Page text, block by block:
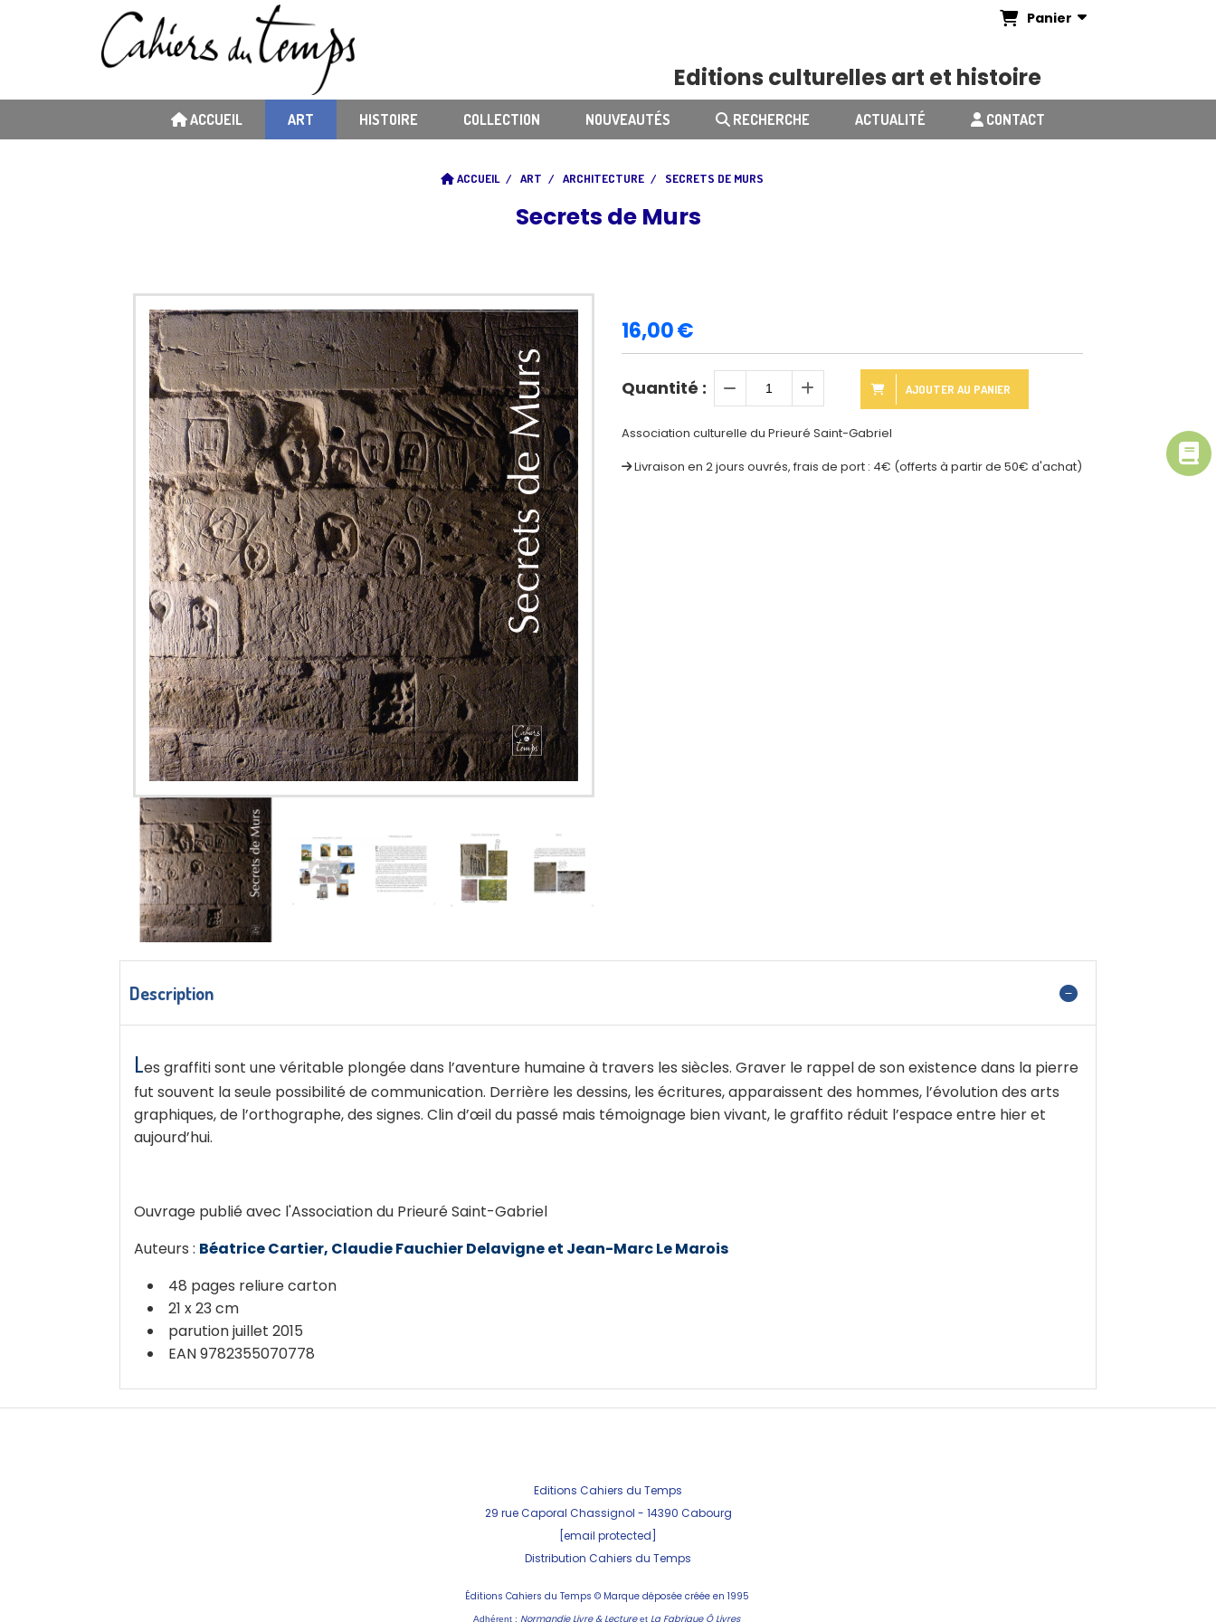
Editions culturelles art et histoire
Panier
ACCUEIL ART HISTOIRE COLLECTION NOUVEAUTÉS RECHERCHE ACTUALITÉ CONTACT
ACCUEIL ART ARCHITECTURE SECRETS DE MURS
Secrets de Murs
16,00€
Quantité : AJOUTER AU PANIER
Association culturelle du Prieuré Saint-Gabriel
Livraison en 2 jours ouvrés, frais de port : 4€ (offerts à partir de 50€ d'achat)
Description
Les graffiti sont une véritable plongée dans l’aventure humaine à travers les siècles. Graver le rappel de son existence dans la pierre
fut souvent la seule possibilité de communication. Derrière les dessins, les écritures, apparaissent des hommes, l’évolution des arts
graphiques, de l’orthographe, des signes. Clin d’œil du passé mais témoignage bien vivant, le graffito réduit l’espace entre hier et
aujourd’hui.
Ouvrage publié avec l'Association du Prieuré Saint-Gabriel
Auteurs : Béatrice Cartier, Claudie Fauchier Delavigne et Jean-Marc Le Marois
48 pages reliure carton
21 x 23 cm
parution juillet 2015
EAN 9782355070778
Editions Cahiers du Temps
29 rue Caporal Chassignol - 14390 Cabourg
[email protected]
Distribution Cahiers du Temps
Éditions Cahiers du Temps © Marque déposée créée en 1995
Adhérent : Normandie Livre & Lectureet La Fabrique Ô Livres